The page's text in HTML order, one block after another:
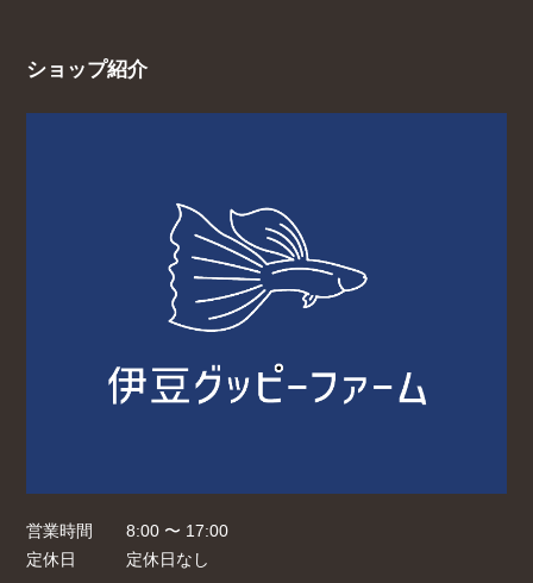
ショップ紹介
営業時間
8:00 〜 17:00
定休日
定休日なし